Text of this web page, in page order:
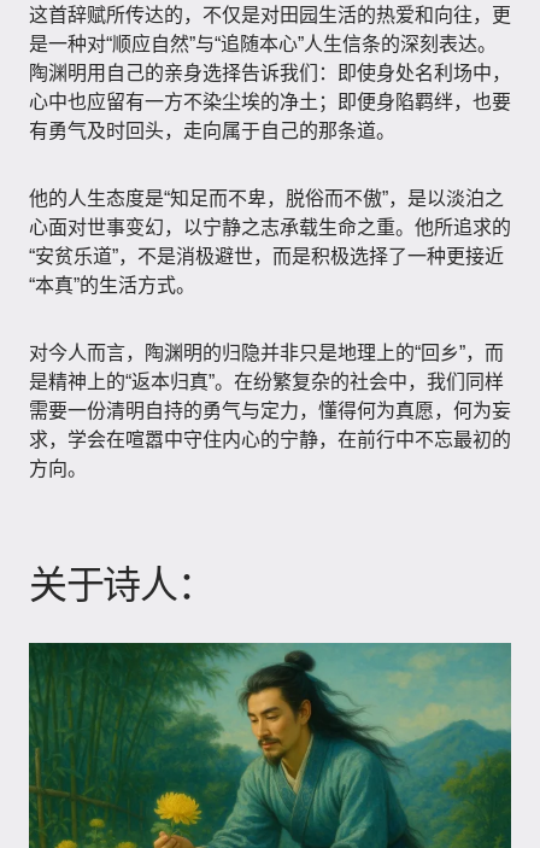
这首辞赋所传达的，不仅是对田园生活的热爱和向往，更
是一种对“顺应自然”与“追随本心”人生信条的深刻表达。
陶渊明用自己的亲身选择告诉我们：即使身处名利场中，
心中也应留有一方不染尘埃的净土；即便身陷羁绊，也要
有勇气及时回头，走向属于自己的那条道。
他的人生态度是“知足而不卑，脱俗而不傲”，是以淡泊之
心面对世事变幻，以宁静之志承载生命之重。他所追求的
“安贫乐道”，不是消极避世，而是积极选择了一种更接近
“本真”的生活方式。
对今人而言，陶渊明的归隐并非只是地理上的“回乡”，而
是精神上的“返本归真”。在纷繁复杂的社会中，我们同样
需要一份清明自持的勇气与定力，懂得何为真愿，何为妄
求，学会在喧嚣中守住内心的宁静，在前行中不忘最初的
方向。
关于诗人：